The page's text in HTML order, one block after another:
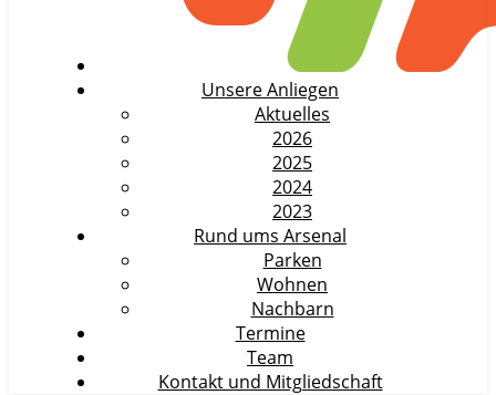
Unsere Anliegen
Aktuelles
2026
2025
2024
2023
Rund ums Arsenal
Parken
Wohnen
Nachbarn
Termine
Team
Kontakt und Mitgliedschaft